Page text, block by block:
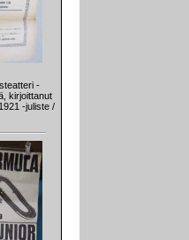
-
kirjoittanut
-juliste /